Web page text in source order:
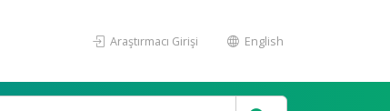
Araştırmacı Girişi English